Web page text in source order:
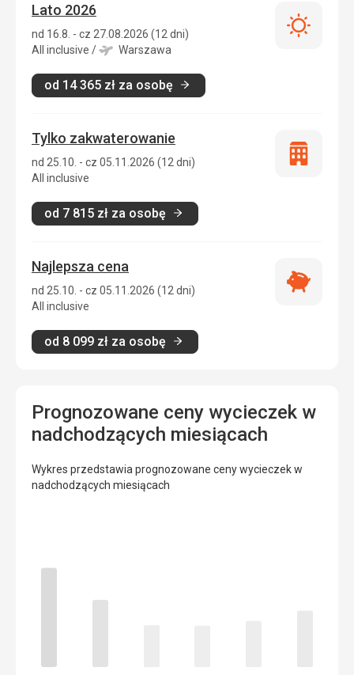
Lato 2026
nd 16.8. - cz 27.08.2026 (12 dni)
All inclusive / Warszawa
od 14 365 zł za osobę
Lato
Tylko zakwaterowanie
nd 25.10. - cz 05.11.2026 (12 dni)
All inclusive
od 7 815 zł za osobę
Tylko
Najlepsza cena
nd 25.10. - cz 05.11.2026 (12 dni)
All inclusive
od 8 099 zł za osobę
Najlepsza
Prognozowane ceny wycieczek w
nadchodzących miesiącach
Wykres przedstawia prognozowane ceny wycieczek w
nadchodzących miesiącach